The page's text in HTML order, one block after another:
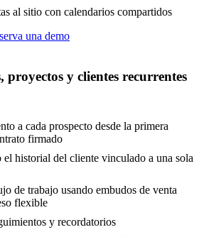
al sitio con calendarios compartidos
una demo
proyectos y clientes recurrentes
a cada prospecto desde la primera
firmado
el historial del cliente vinculado a una sola
de trabajo usando embudos de venta
flexible
y recordatorios